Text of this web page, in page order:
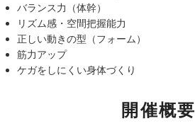
バランス力（体幹）
リズム感・空間把握能力
正しい動きの型（フォーム）
筋力アップ
ケガをしにくい身体づくり
開催概要